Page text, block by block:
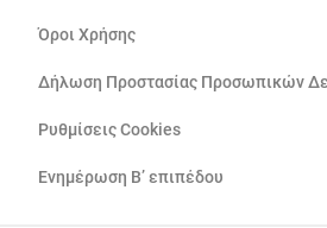
Όροι Χρήσης
Δήλωση Προστασίας Προσωπικών
Ρυθμίσεις Cookies
Ενημέρωση Β’ επιπέδου